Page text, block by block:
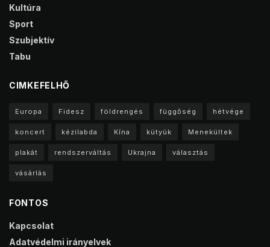
Kultúra
Sport
Szubjektív
Tabu
CIMKEFELHŐ
Europa Fidesz földrengés függőség hétvége
koncert kézilabda Kína kütyük Menekültek
plakát rendszerváltás Ukrajna választás
vásárlás
FONTOS
Kapcsolat
Adatvédelmi irányelvek